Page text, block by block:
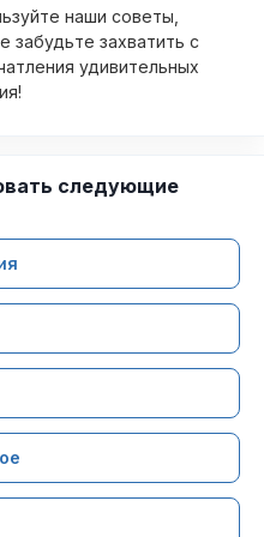
наши советы,
забудьте захватить с
удивительных
следующие